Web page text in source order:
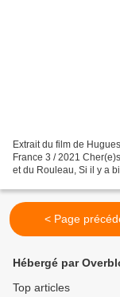
Extrait du film de
France 3 / 2021
et du Rouleau, Si il y a
< Page
Hébergé par
Top articles